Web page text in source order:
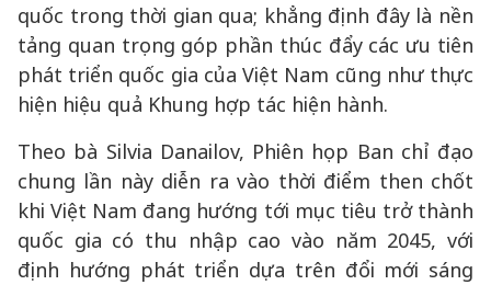
quốc trong thời gian qua; khẳng định đây là nền
tảng quan trọng góp phần thúc đẩy các ưu tiên
phát triển quốc gia của Việt Nam cũng như thực
hiện hiệu quả Khung hợp tác hiện hành.
Theo bà Silvia Danailov, Phiên họp Ban chỉ đạo
chung lần này diễn ra vào thời điểm then chốt
khi Việt Nam đang hướng tới mục tiêu trở thành
quốc gia có thu nhập cao vào năm 2045, với
định hướng phát triển dựa trên đổi mới sáng